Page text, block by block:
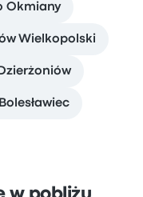
Okmiany
Wielkopolski